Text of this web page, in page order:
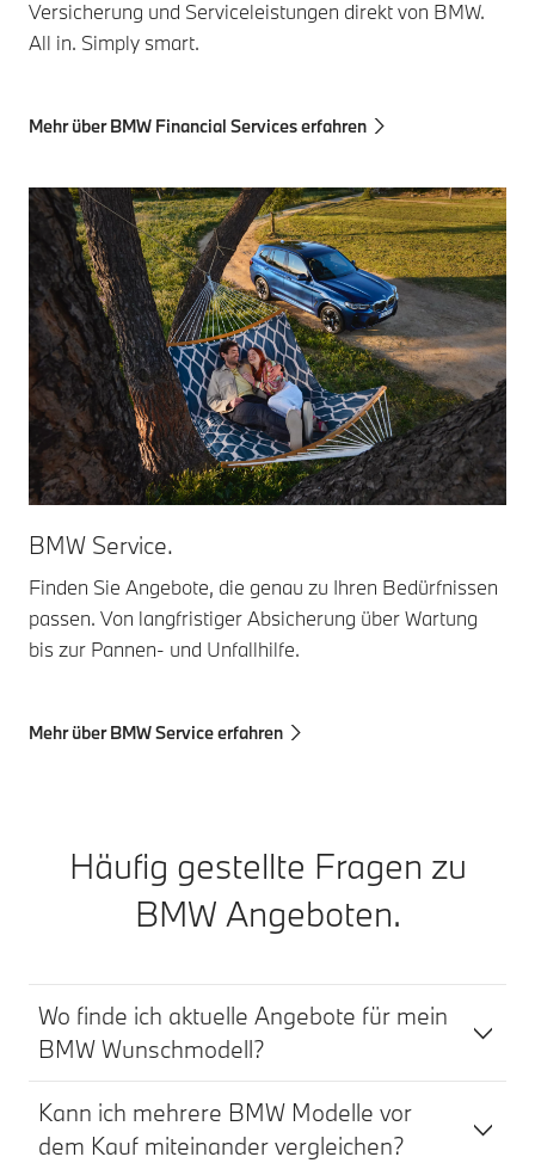
Versicherung und Serviceleistungen direkt von BMW.
All in. Simply smart.
Mehr über BMW Financial Services erfahren
BMW Service.
Finden Sie Angebote, die genau zu Ihren Bedürfnissen
passen. Von langfristiger Absicherung über Wartung
bis zur Pannen- und Unfallhilfe.
Mehr über BMW Service erfahren
Häufig gestellte Fragen zu
BMW Angeboten.
Wo finde ich aktuelle Angebote für mein
BMW Wunschmodell?
Kann ich mehrere BMW Modelle vor
dem Kauf miteinander vergleichen?